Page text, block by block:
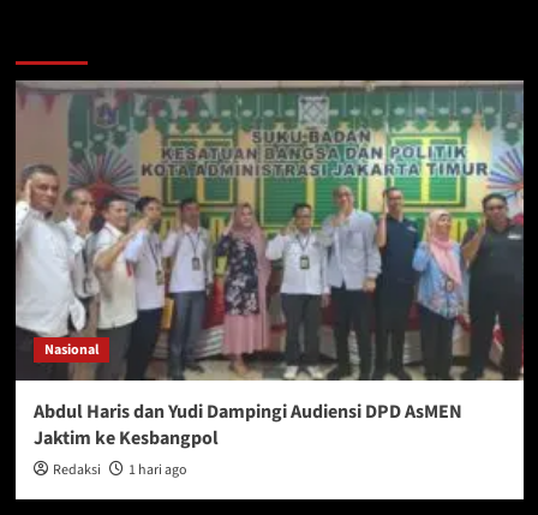
Nasional
Abdul Haris dan Yudi Dampingi Audiensi DPD AsMEN
Jaktim ke Kesbangpol
Redaksi 1 hari ago